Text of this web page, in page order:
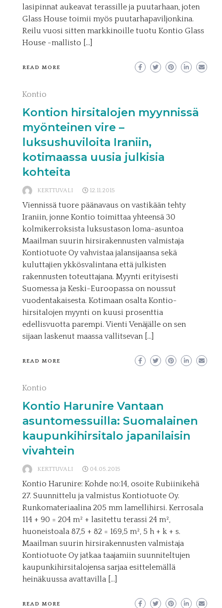
lasipinnat aukeavat terassille ja puutarhaan, joten
Glass House toimii myös puutarhapaviljonkina.
Reilu vuosi sitten markkinoille tuotu Kontio Glass
House -mallisto […]
READ MORE
Kontio
Kontion hirsitalojen myynnissä
myönteinen vire –
luksushuviloita Iraniin,
kotimaassa uusia julkisia
kohteita
KERTTUVALI 12.11.2015
Viennissä tuore päänavaus on vastikään tehty
Iraniin, jonne Kontio toimittaa yhteensä 30
kolmikerroksista luksustason loma-asuntoa
Maailman suurin hirsirakennusten valmistaja
Kontiotuote Oy vahvistaa jalansijaansa sekä
kuluttajien ykkösvalintana että julkisten
rakennusten toteuttajana. Myynti erityisesti
Suomessa ja Keski-Euroopassa on noussut
vuodentakaisesta. Kotimaan osalta Kontio-
hirsitalojen myynti on kuusi prosenttia
edellisvuotta parempi. Vienti Venäjälle on sen
sijaan laskenut maassa vallitsevan […]
READ MORE
Kontio
Kontio Harunire Vantaan
asuntomessuilla: Suomalainen
kaupunkihirsitalo japanilaisin
vivahtein
KERTTUVALI 04.05.2015
Kontio Harunire: Kohde no:14, osoite Rubiinikehä
27. Suunnittelu ja valmistus Kontiotuote Oy.
Runkomateriaalina 205 mm lamellihirsi. Kerrosala
114 + 90 = 204 m² + lasitettu terassi 24 m²,
huoneistoala 87,5 + 82 = 169,5 m², 5 h + k + s.
Maailman suurin hirsirakennusten valmistaja
Kontiotuote Oy jatkaa taajamiin suunniteltujen
kaupunkihirsitalojensa sarjaa esittelemällä
heinäkuussa avattavilla […]
READ MORE